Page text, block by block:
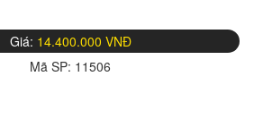
Giá: 14.400.000 VNĐ
Mã SP: 11506